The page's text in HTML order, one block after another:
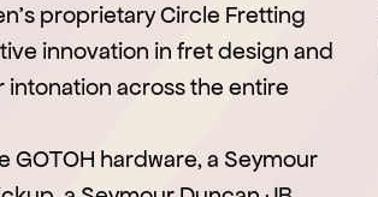
proprietary Circle Fretting
innovation in fret design and
across the entire
GOTOH hardware, a Seymour